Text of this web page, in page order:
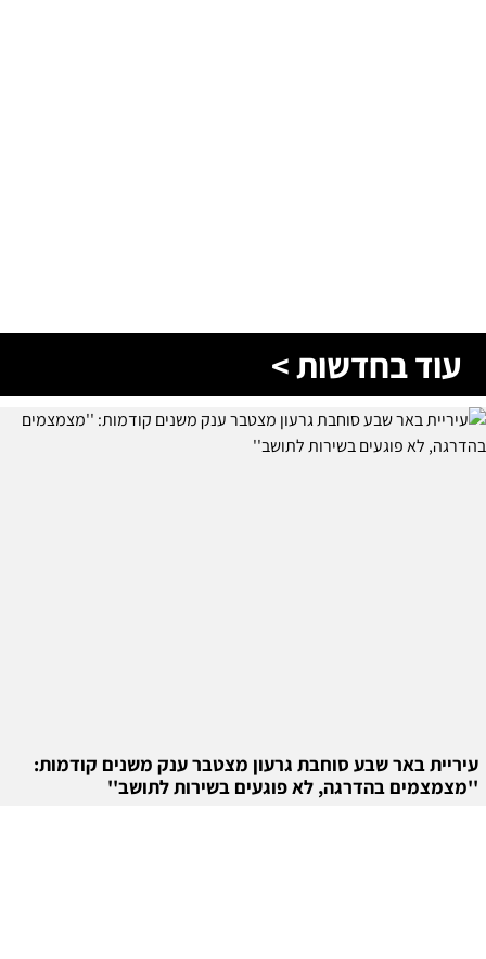
עוד בחדשות >
עיריית באר שבע סוחבת גרעון מצטבר ענק משנים קודמות:
''מצמצמים בהדרגה, לא פוגעים בשירות לתושב''